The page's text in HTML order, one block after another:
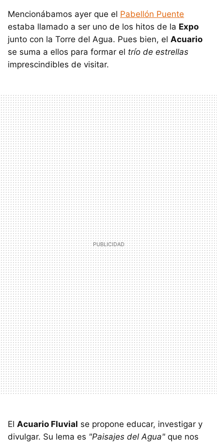
Mencionábamos ayer que el Pabellón Puente
estaba llamado a ser uno de los hitos de la Expo
junto con la Torre del Agua. Pues bien, el Acuario
se suma a ellos para formar el trío de estrellas
imprescindibles de visitar.
El Acuario Fluvial se propone educar, investigar y
divulgar. Su lema es "Paisajes del Agua" que nos